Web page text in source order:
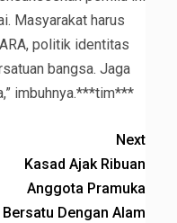
Masyarakat harus
politik identitas
bangsa. Jaga
imbuhnya.***tim***
Next
Kasad Ajak Ribuan
Anggota Pramuka
Bersatu Dengan Alam